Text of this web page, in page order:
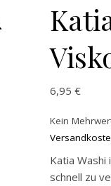
6,95 €
Kein
Katia
schnell zu